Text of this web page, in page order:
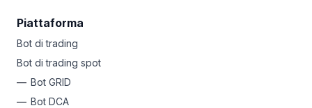
Piattaforma
Bot di trading
Bot di trading spot
Bot GRID
Bot DCA